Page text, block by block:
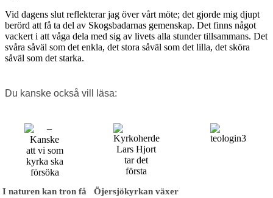
Vid dagens slut reflekterar jag över vårt möte; det gjorde mig djupt
berörd att få ta del av Skogsbadarnas gemenskap. Det finns något
vackert i att våga dela med sig av livets alla stunder tillsammans. Det
svåra såväl som det enkla, det stora såväl som det lilla, det sköra
såväl som det starka.
Du kanske också vill läsa:
I naturen kan tron få
Öjersjökyrkan växer